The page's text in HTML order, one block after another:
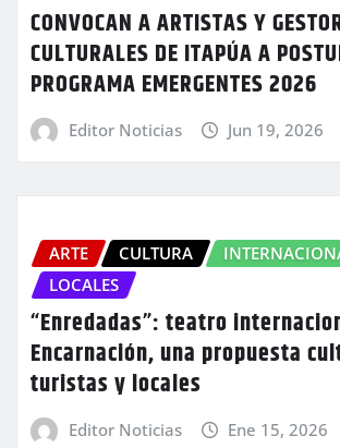
CONVOCAN A ARTISTAS Y
CULTURALES DE ITAPÚA A
PROGRAMA EMERGENTES 2026
Editor Noticias Jun 19, 2026
ARTE CULTURA
LOCALES
“Enredadas”: teatro
Encarnación, una propuesta
turistas y locales
Editor Noticias Ene 15, 2026